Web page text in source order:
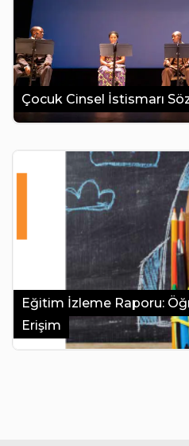
Çocuk Cinsel İstismarı
Eğitim İzleme Raporu:
Erişim